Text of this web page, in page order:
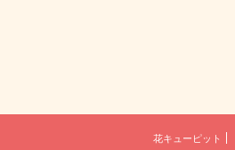
花キューピット